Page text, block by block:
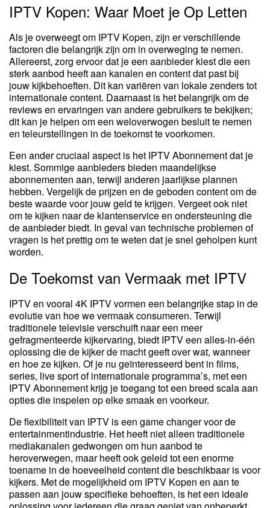
IPTV Kopen: Waar Moet je Op Letten
Als je overweegt om IPTV Kopen, zijn er verschillende
factoren die belangrijk zijn om in overweging te nemen.
Allereerst, zorg ervoor dat je een aanbieder kiest die een
sterk aanbod heeft aan kanalen en content dat past bij
jouw kijkbehoeften. Dit kan variëren van lokale zenders tot
internationale content. Daarnaast is het belangrijk om de
reviews en ervaringen van andere gebruikers te bekijken;
dit kan je helpen om een weloverwogen besluit te nemen
en teleurstellingen in de toekomst te voorkomen.
Een ander cruciaal aspect is het IPTV Abonnement dat je
kiest. Sommige aanbieders bieden maandelijkse
abonnementen aan, terwijl anderen jaarlijkse plannen
hebben. Vergelijk de prijzen en de geboden content om de
beste waarde voor jouw geld te krijgen. Vergeet ook niet
om te kijken naar de klantenservice en ondersteuning die
de aanbieder biedt. In geval van technische problemen of
vragen is het prettig om te weten dat je snel geholpen kunt
worden.
De Toekomst van Vermaak met IPTV
IPTV en vooral 4K IPTV vormen een belangrijke stap in de
evolutie van hoe we vermaak consumeren. Terwijl
traditionele televisie verschuift naar een meer
gefragmenteerde kijkervaring, biedt IPTV een alles-in-één
oplossing die de kijker de macht geeft over wat, wanneer
en hoe ze kijken. Of je nu geïnteresseerd bent in films,
series, live sport of internationale programma’s, met een
IPTV Abonnement krijg je toegang tot een breed scala aan
opties die inspelen op elke smaak en voorkeur.
De flexibiliteit van IPTV is een game changer voor de
entertainmentindustrie. Het heeft niet alleen traditionele
mediakanalen gedwongen om hun aanbod te
heroverwegen, maar heeft ook geleid tot een enorme
toename in de hoeveelheid content die beschikbaar is voor
kijkers. Met de mogelijkheid om IPTV Kopen en aan te
passen aan jouw specifieke behoeften, is het een ideale